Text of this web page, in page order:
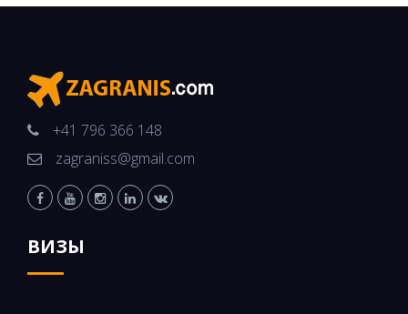
+41 796 366 148
zagraniss@gmail.com
ВИЗЫ